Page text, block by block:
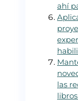
ahí
las